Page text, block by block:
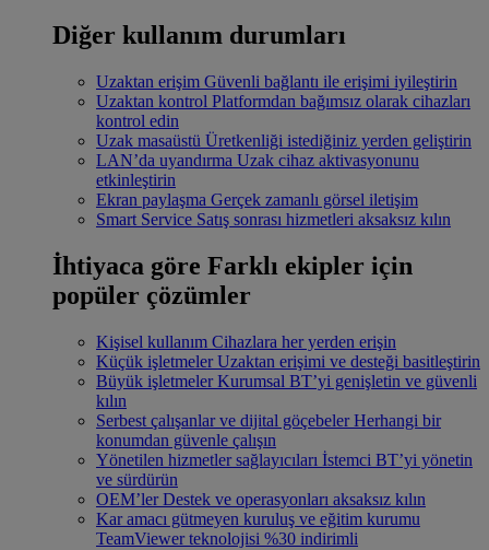
Diğer kullanım durumları
Uzaktan erişim Güvenli bağlantı ile erişimi iyileştirin
Uzaktan kontrol Platformdan bağımsız olarak cihazları
kontrol edin
Uzak masaüstü Üretkenliği istediğiniz yerden geliştirin
LAN’da uyandırma Uzak cihaz aktivasyonunu
etkinleştirin
Ekran paylaşma Gerçek zamanlı görsel iletişim
Smart Service Satış sonrası hizmetleri aksaksız kılın
İhtiyaca göre Farklı ekipler için
popüler çözümler
Kişisel kullanım Cihazlara her yerden erişin
Küçük işletmeler Uzaktan erişimi ve desteği basitleştirin
Büyük işletmeler Kurumsal BT’yi genişletin ve güvenli
kılın
Serbest çalışanlar ve dijital göçebeler Herhangi bir
konumdan güvenle çalışın
Yönetilen hizmetler sağlayıcıları İstemci BT’yi yönetin
ve sürdürün
OEM’ler Destek ve operasyonları aksaksız kılın
Kar amacı gütmeyen kuruluş ve eğitim kurumu
TeamViewer teknolojisi %30 indirimli